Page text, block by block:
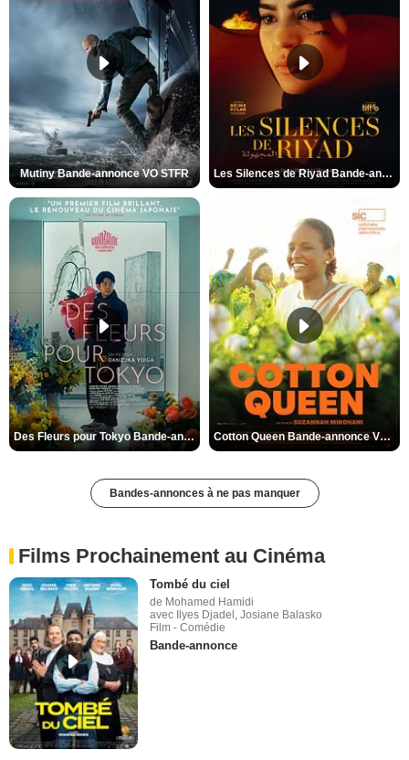
Mutiny Bande-annonce VO STFR Les Silences de Riyad Bande-annonce VO STFR
Des Fleurs pour Tokyo Bande-annonce VO STFR Cotton Queen Bande-annonce VO STFR
Bandes-annonces à ne pas manquer
Films Prochainement au Cinéma
Tombé du ciel
de Mohamed Hamidi
avec Ilyes Djadel, Josiane Balasko
Film - Comédie
Bande-annonce